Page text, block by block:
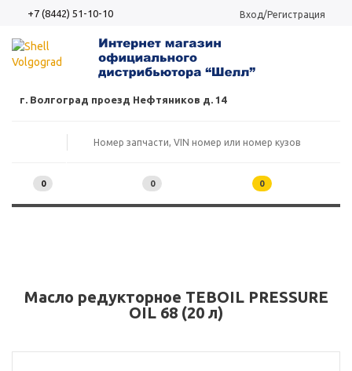
+7 (8442) 51-10-10 Вход/Регистрация
г. Волгоград проезд Нефтяников д. 14
0 0 0
Масло редукторное TEBOIL PRESSURE
OIL 68 (20 л)